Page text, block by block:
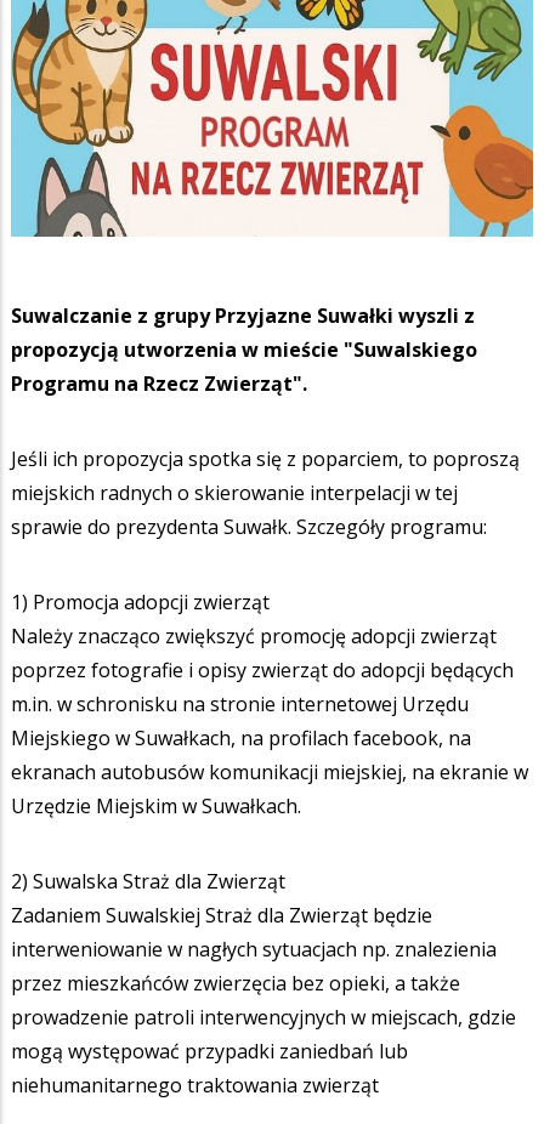
Suwalczanie z grupy Przyjazne Suwałki wyszli z
propozycją utworzenia w mieście "Suwalskiego
Programu na Rzecz Zwierząt".
Jeśli ich propozycja spotka się z poparciem, to poproszą
miejskich radnych o skierowanie interpelacji w tej
sprawie do prezydenta Suwałk. Szczegóły programu:
1) Promocja adopcji zwierząt
Należy znacząco zwiększyć promocję adopcji zwierząt
poprzez fotografie i opisy zwierząt do adopcji będących
m.in. w schronisku na stronie internetowej Urzędu
Miejskiego w Suwałkach, na profilach facebook, na
ekranach autobusów komunikacji miejskiej, na ekranie w
Urzędzie Miejskim w Suwałkach.
2) Suwalska Straż dla Zwierząt
Zadaniem Suwalskiej Straż dla Zwierząt będzie
interweniowanie w nagłych sytuacjach np. znalezienia
przez mieszkańców zwierzęcia bez opieki, a także
prowadzenie patroli interwencyjnych w miejscach, gdzie
mogą występować przypadki zaniedbań lub
niehumanitarnego traktowania zwierząt